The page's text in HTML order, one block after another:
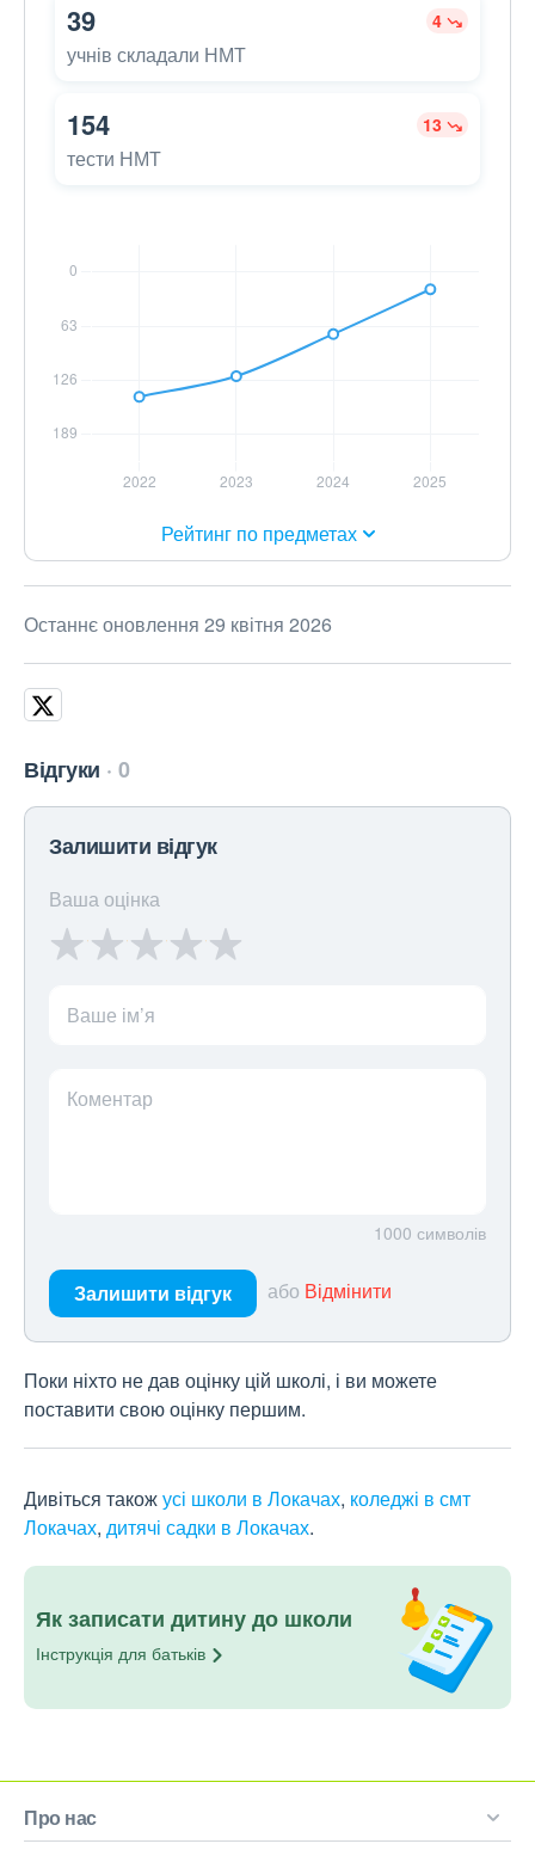
39 4
учнів складали НМТ
154 13
тести НМТ
Рейтинг по предметах
Останнє оновлення 29 квітня 2026
Відгуки 0
Залишити відгук
Ваша оцінка
Ваше ім’я
Коментар
1000 символів
Залишити відгук або Відмінити
Поки ніхто не дав оцінку цій школі, і ви можете
поставити свою оцінку першим.
Дивіться такожусі школи в Локачах, коледжі в смт
Локачах, дитячі садки в Локачах.
Як записати дитину до школи
Інструкція для батьків
Про нас